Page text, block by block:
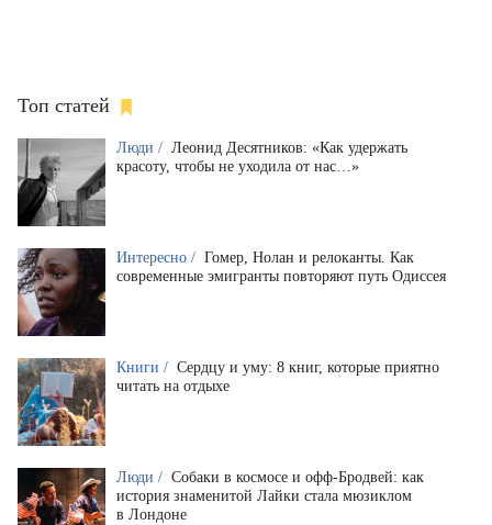
Топ статей
Люди / Леонид Десятников: «Как удержать
красоту, чтобы не уходила от нас…»
Интересно / Гомер, Нолан и релоканты. Как
современные эмигранты повторяют путь Одиссея
Книги / Сердцу и уму: 8 книг, которые приятно
читать на отдыхе
Люди / Собаки в космосе и офф-Бродвей: как
история знаменитой Лайки стала мюзиклом
в Лондоне